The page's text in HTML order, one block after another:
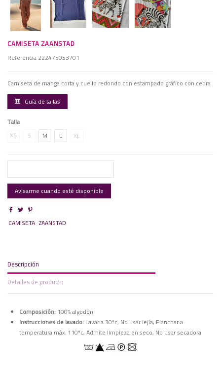
CAMISETA ZAANSTAD
Referencia222475053701
Camiseta de manga corta y cuello redondo con estampado gráfico con cebra
Guía de tallas
Talla
XS
S M L XL
CAMISETA ZAANSTAD
Descripción
Detalles de producto
Composición: 100% algodón
Instrucciones de lavado:Lavar a 30ºc, No usar lejía, Planchar a
temperatura máx. 110ºc, Admite limpieza en seco, No usar secadora